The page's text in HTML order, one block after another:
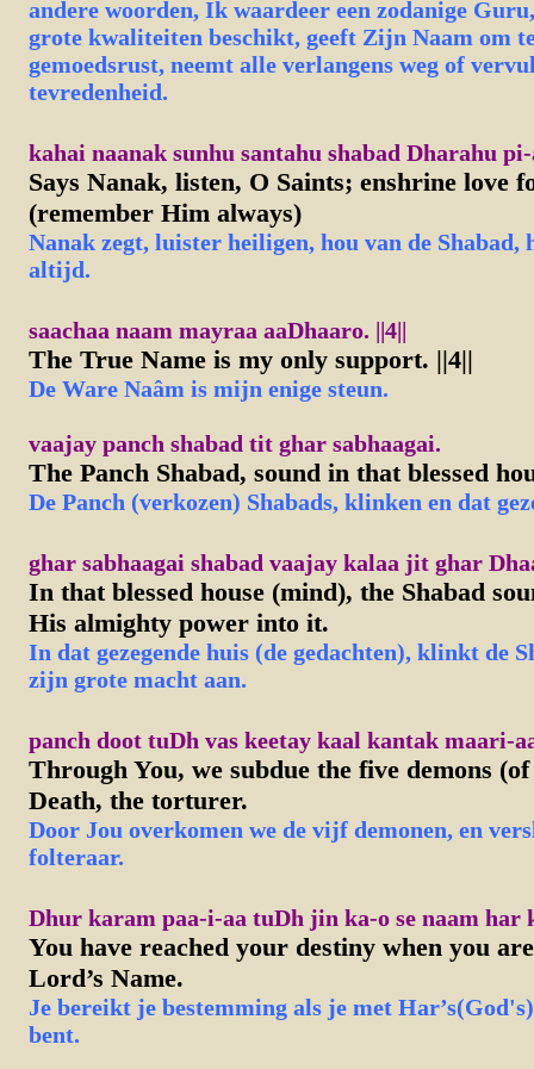
andere woorden, Ik waardeer een zodanige
grote kwaliteiten beschikt, geeft Zijn Naam om
gemoedsrust, neemt alle verlangens weg of
tevredenheid.
kahai naanak sunhu santahu shabad Dharahu
Says Nanak, listen, O Saints; enshrine love
(remember Him always)
Nanak zegt, luister heiligen, hou van de Shabad,
altijd.
saachaa naam mayraa aaDhaaro. ||4||
The True Name is my only support. ||4||
De Ware Naâm is mijn enige steun.
vaajaypanch shabad tit ghar sabhaagai.
The Panch Shabad, sound in that blessed
De Panch (verkozen) Shabads, klinken en dat
ghar sabhaagai shabad vaajay kalaa jit ghar
In that blessed house (mind), the Shabad
His almighty power into it.
In dat gezegende huis (de gedachten), klinkt de
zijn grote macht aan.
panch doot tuDh vas keetay kaal kantak maari-
Through You, we subdue the five demons
Death, the torturer.
Door Jou overkomen we de vijf demonen, en
folteraar.
Dhur karam paa-i-aa tuDh jin ka-o se naam har
You have reached your destiny when you
Lord’s Name.
Je bereikt je bestemming als je met
bent.